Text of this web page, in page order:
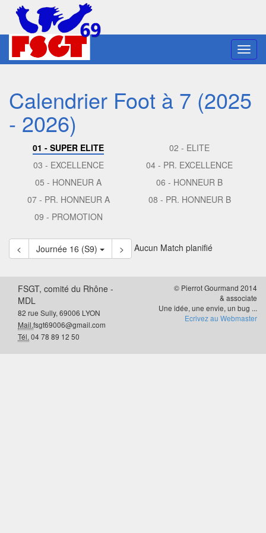
Calendrier Foot à 7 (2025
- 2026)
01 - SUPER ELITE
02 - ELITE
03 - EXCELLENCE
04 - PR. EXCELLENCE
05 - HONNEUR A
06 - HONNEUR B
07 - PR. HONNEUR A
08 - PR. HONNEUR B
09 - PROMOTION
< Journée 16 (S9) > Aucun Match planifié
FSGT, comité du Rhône -
MDL
82 rue Sully, 69006 LYON
Mail.fsgt69006@gmail.com
Tél. 04 78 89 12 50
© Pierrot Gourmand 2014
& associate
Une idée, une envie, un bug ...
Ecrivez au Webmaster